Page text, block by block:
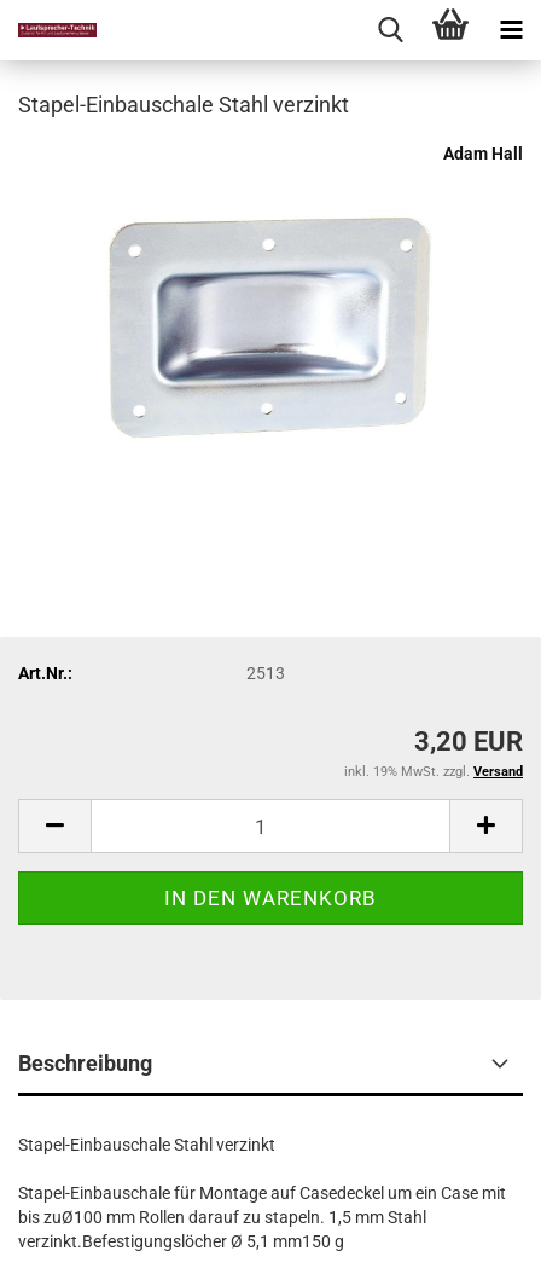
Stapel-Einbauschale Stahl verzinkt
Adam Hall
Art.Nr.: 2513
3,20 EUR
inkl. 19% MwSt. zzgl. Versand
Beschreibung
Stapel-Einbauschale Stahl verzinkt
Stapel-Einbauschale für Montage auf Casedeckel um ein Case mit
bis zuØ100 mm Rollen darauf zu stapeln. 1,5 mm Stahl
verzinkt.Befestigungslöcher Ø 5,1 mm150 g